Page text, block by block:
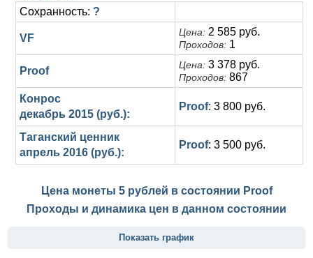
Сохранность: ?
VF Цена: 2 585 руб.
Проходов: 1
Proof Цена: 3 378 руб.
Проходов: 867
Конрос
декабрь 2015 (руб.):
Proof: 3 800 руб.
Таганский ценник
апрель 2016 (руб.):
Proof: 3 500 руб.
Цена монеты 5 рублей в состоянии Proof
Проходы и динамика цен в данном состоянии
Показать график